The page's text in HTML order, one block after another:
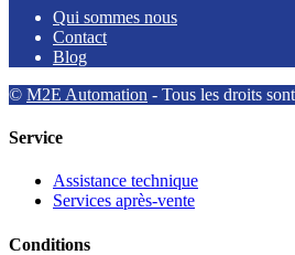
Qui sommes nous
Contact
Blog
© M2E Automation - Tous les droits
Service
Assistance technique
Services après-vente
Conditions